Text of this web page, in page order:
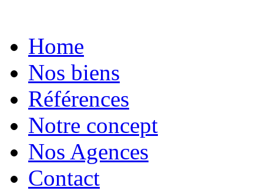
Home
Nos biens
Références
Notre concept
Nos Agences
Contact